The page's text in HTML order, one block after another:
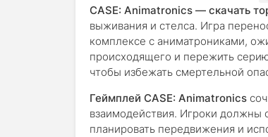
CASE: Animatronics — скачать
выживания и стелса. Игра
комплексе с аниматрониками,
происходящего и пережить
чтобы избежать смертельной
Геймплей CASE: Animatronics
взаимодействия. Игроки должны
планировать передвижения и